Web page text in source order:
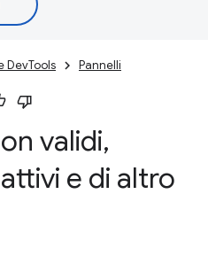
DevTools Pannelli
validi,
e di altro